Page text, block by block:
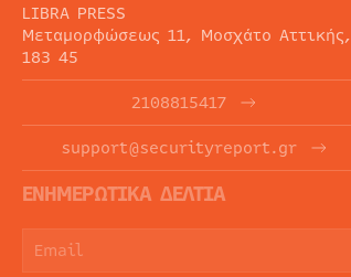
LIBRA PRESS
Μεταμορφώσεως 11, Μοσχάτο Αττικής,
183 45
2108815417
support@securityreport.gr
ΕΝΗΜΕΡΩΤΙΚΑ ΔΕΛΤΙΑ